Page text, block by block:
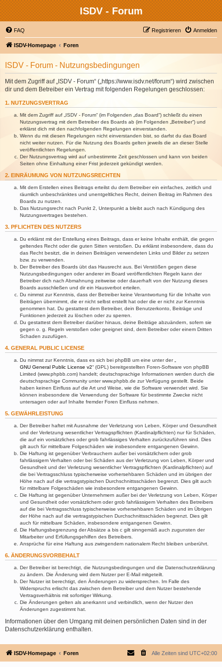
ISDV - Forum
FAQ Anmelden
Registrieren
ISDV-Homepage Foren
ISDV - Forum - Nutzungsbedingungen
Mit dem Zugriff auf „ISDV - Forum“ („https://www.isdv.net/forum“) wird zwischen
dir und dem Betreiber ein Vertrag mit folgenden Regelungen geschlossen:
1. NUTZUNGSVERTRAG
Mit dem Zugriff auf „ISDV - Forum“ (im Folgenden „das Board“) schließt du einen
Nutzungsvertrag mit dem Betreiber des Boards ab (im Folgenden „Betreiber“) und
erklärst dich mit den nachfolgenden Regelungen einverstanden.
Wenn du mit diesen Regelungen nicht einverstanden bist, so darfst du das Board
nicht weiter nutzen. Für die Nutzung des Boards gelten jeweils die an dieser Stelle
veröffentlichten Regelungen.
Der Nutzungsvertrag wird auf unbestimmte Zeit geschlossen und kann von beiden
Seiten ohne Einhaltung einer Frist jederzeit gekündigt werden.
2. EINRÄUMUNG VON NUTZUNGSRECHTEN
Mit dem Erstellen eines Beitrags erteilst du dem Betreiber ein einfaches, zeitlich und
räumlich unbeschränktes und unentgeltliches Recht, deinen Beitrag im Rahmen des
Boards zu nutzen.
Das Nutzungsrecht nach Punkt 2, Unterpunkt a bleibt auch nach Kündigung des
Nutzungsvertrages bestehen.
3. PFLICHTEN DES NUTZERS
Du erklärst mit der Erstellung eines Beitrags, dass er keine Inhalte enthält, die gegen
geltendes Recht oder die guten Sitten verstoßen. Du erklärst insbesondere, dass du
das Recht besitzt, die in deinen Beiträgen verwendeten Links und Bilder zu setzen
bzw. zu verwenden.
Der Betreiber des Boards übt das Hausrecht aus. Bei Verstößen gegen diese
Nutzungsbedingungen oder anderer im Board veröffentlichten Regeln kann der
Betreiber dich nach Abmahnung zeitweise oder dauerhaft von der Nutzung dieses
Boards ausschließen und dir ein Hausverbot erteilen.
Du nimmst zur Kenntnis, dass der Betreiber keine Verantwortung für die Inhalte von
Beiträgen übernimmt, die er nicht selbst erstellt hat oder die er nicht zur Kenntnis
genommen hat. Du gestattest dem Betreiber, dein Benutzerkonto, Beiträge und
Funktionen jederzeit zu löschen oder zu sperren.
Du gestattest dem Betreiber darüber hinaus, deine Beiträge abzuändern, sofern sie
gegen o. g. Regeln verstoßen oder geeignet sind, dem Betreiber oder einem Dritten
Schaden zuzufügen.
4. GENERAL PUBLIC LICENSE
Du nimmst zur Kenntnis, dass es sich bei phpBB um eine unter der „
GNU General Public License v2“ (GPL) bereitgestellten Foren-Software von phpBB
Limited (www.phpbb.com) handelt; deutschsprachige Informationen werden durch die
deutschsprachige Community unter www.phpbb.de zur Verfügung gestellt. Beide
haben keinen Einfluss auf die Art und Weise, wie die Software verwendet wird. Sie
können insbesondere die Verwendung der Software für bestimmte Zwecke nicht
untersagen oder auf Inhalte fremder Foren Einfluss nehmen.
5. GEWÄHRLEISTUNG
Der Betreiber haftet mit Ausnahme der Verletzung von Leben, Körper und Gesundheit
und der Verletzung wesentlicher Vertragspflichten (Kardinalpflichten) nur für Schäden,
die auf ein vorsätzliches oder grob fahrlässiges Verhalten zurückzuführen sind. Dies
gilt auch für mittelbare Folgeschäden wie insbesondere entgangenen Gewinn.
Die Haftung ist gegenüber Verbrauchern außer bei vorsätzlichem oder grob
fahrlässigem Verhalten oder bei Schäden aus der Verletzung von Leben, Körper und
Gesundheit und der Verletzung wesentlicher Vertragspflichten (Kardinalpflichten) auf
die bei Vertragsschluss typischerweise vorhersehbaren Schäden und im übrigen der
Höhe nach auf die vertragstypischen Durchschnittsschäden begrenzt. Dies gilt auch
für mittelbare Folgeschäden wie insbesondere entgangenen Gewinn.
Die Haftung ist gegenüber Unternehmern außer bei der Verletzung von Leben, Körper
und Gesundheit oder vorsätzlichem oder grob fahrlässigem Verhalten des Betreibers
auf die bei Vertragsschluss typischerweise vorhersehbaren Schäden und im Übrigen
der Höhe nach auf die vertragstypischen Durchschnittsschäden begrenzt. Dies gilt
auch für mittelbare Schäden, insbesondere entgangenen Gewinn.
Die Haftungsbegrenzung der Absätze a bis c gilt sinngemäß auch zugunsten der
Mitarbeiter und Erfüllungsgehilfen des Betreibers.
Ansprüche für eine Haftung aus zwingendem nationalem Recht bleiben unberührt.
6. ÄNDERUNGSVORBEHALT
Der Betreiber ist berechtigt, die Nutzungsbedingungen und die Datenschutzerklärung
zu ändern. Die Änderung wird dem Nutzer per E-Mail mitgeteilt.
Der Nutzer ist berechtigt, den Änderungen zu widersprechen. Im Falle des
Widerspruchs erlischt das zwischen dem Betreiber und dem Nutzer bestehende
Vertragsverhältnis mit sofortiger Wirkung.
Die Änderungen gelten als anerkannt und verbindlich, wenn der Nutzer den
Änderungen zugestimmt hat.
Informationen über den Umgang mit deinen persönlichen Daten sind in der
Datenschutzerklärung enthalten.
ISDV-Homepage Foren Alle Zeiten sind UTC+02:00